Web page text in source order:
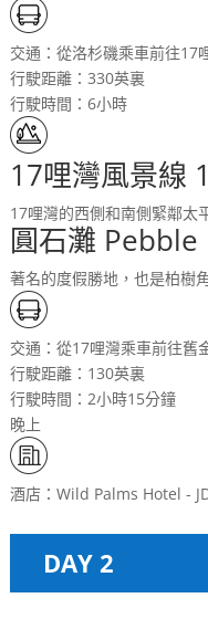
交通：從洛杉磯乘車前往17
行駛距離：330英裏
行駛時間：6小時
17哩灣風景線
17哩灣的西側和南側緊鄰太
圓石灘 Pebble
著名的度假勝地，也是柏樹
交通：從17哩灣乘車前往舊
行駛距離：130英裏
行駛時間：2小時15分鐘
晚上
酒店：Wild Palms Hotel -
DAY 2